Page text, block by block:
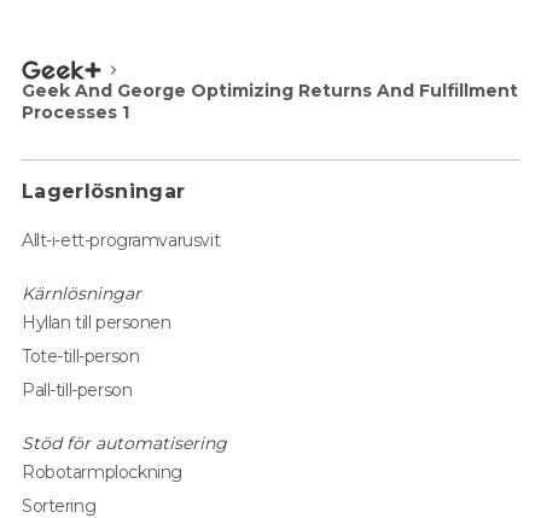
Geek And George Optimizing Returns And Fulfillment
Processes 1
Lagerlösningar
Allt-i-ett-programvarusvit
Kärnlösningar
Hyllan till personen
Tote-till-person
Pall-till-person
Stöd för automatisering
Robotarmplockning
Sortering